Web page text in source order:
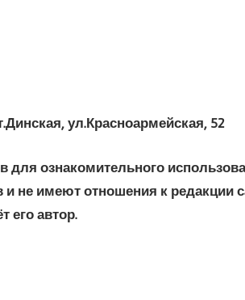
ул.Красноармейская, 52
ознакомительного
не имеют отношения к редакции
его автор.